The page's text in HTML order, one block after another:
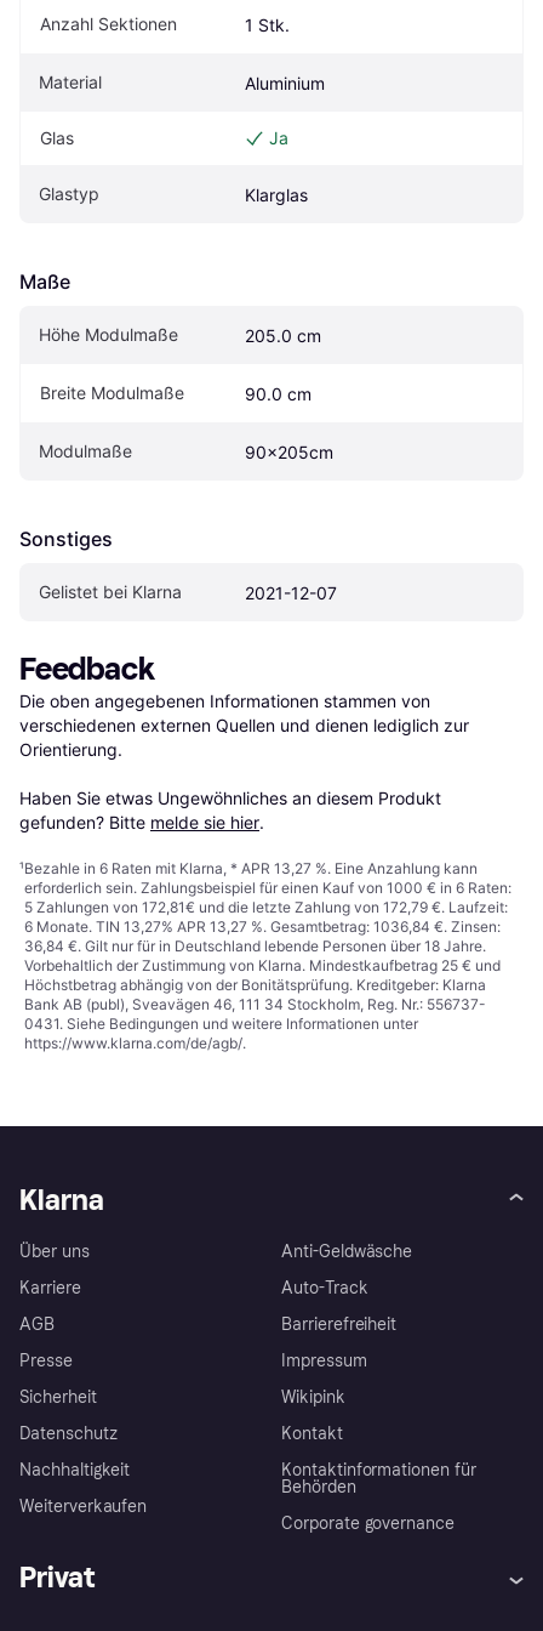
Anzahl Sektionen 1 Stk.
Material Aluminium
Glas Ja
Glastyp Klarglas
Maße
Höhe Modulmaße 205.0 cm
Breite Modulmaße 90.0 cm
Modulmaße 90x205cm
Sonstiges
Gelistet bei Klarna 2021-12-07
Feedback
Die oben angegebenen Informationen stammen von
verschiedenen externen Quellen und dienen lediglich zur
Orientierung.
Haben Sie etwas Ungewöhnliches an diesem Produkt
gefunden? Bitte melde sie hier.
¹Bezahle in 6 Raten mit Klarna, * APR 13,27 %. Eine Anzahlung kann
erforderlich sein. Zahlungsbeispiel für einen Kauf von 1000 € in 6 Raten:
5 Zahlungen von 172,81€ und die letzte Zahlung von 172,79 €. Laufzeit:
6 Monate. TIN 13,27% APR 13,27 %. Gesamtbetrag: 1036,84 €. Zinsen:
36,84 €. Gilt nur für in Deutschland lebende Personen über 18 Jahre.
Vorbehaltlich der Zustimmung von Klarna. Mindestkaufbetrag 25 € und
Höchstbetrag abhängig von der Bonitätsprüfung. Kreditgeber: Klarna
Bank AB (publ), Sveavägen 46, 111 34 Stockholm, Reg. Nr.: 556737-
0431. Siehe Bedingungen und weitere Informationen unter
https://www.klarna.com/de/agb/.
Klarna
Über uns
Karriere
AGB
Presse
Sicherheit
Datenschutz
Nachhaltigkeit
Weiterverkaufen
Anti-Geldwäsche
Auto-Track
Barrierefreiheit
Impressum
Wikipink
Kontakt
Kontaktinformationen für
Behörden
Corporate governance
Privat